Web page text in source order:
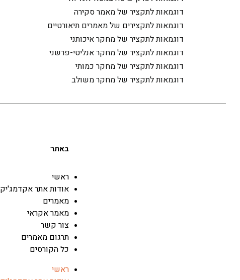
דוגמאות לתקציר של מאמר סקירה
דוגמאות לתקצירים של מאמרים תיאורטיים
דוגמאות לתקציר של מחקר איכותני
דוגמאות לתקציר של מחקר אנליטי-פרשני
דוגמאות לתקציר של מחקר כמותי
דוגמאות לתקציר של מחקר משולב
באתר
ראשי
אודות אתר אקדמג'יק
מאמרים
מאמר אקראי
צור קשר
תרגום מאמרים
כל הקורסים
ראשי